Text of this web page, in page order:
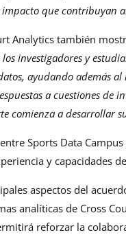
que contribuyan
Analytics también
investigadores y
ayudando además
a cuestiones
comienza a desarrollar
Sports Data
y capacidades
aspectos del
analíticas de Cross
reforzar la